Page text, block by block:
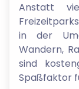
Anstatt
in der
Wandern,
sind
Spaßfaktor